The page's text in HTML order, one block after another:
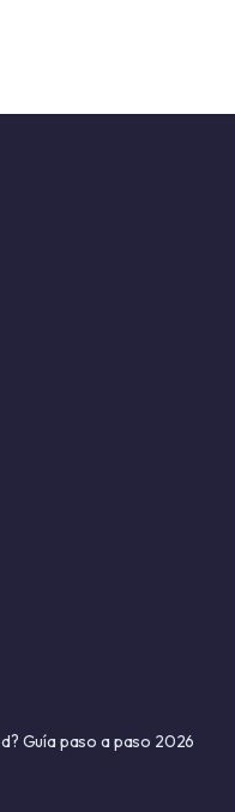
Guía paso a paso 2026